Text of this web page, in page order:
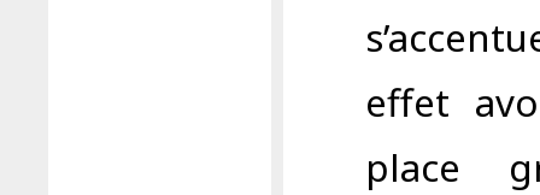
effet
place